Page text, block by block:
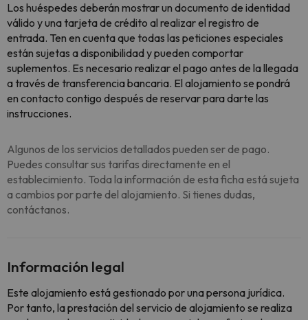
Los huéspedes deberán mostrar un documento de identidad
válido y una tarjeta de crédito al realizar el registro de
entrada. Ten en cuenta que todas las peticiones especiales
están sujetas a disponibilidad y pueden comportar
suplementos. Es necesario realizar el pago antes de la llegada
a través de transferencia bancaria. El alojamiento se pondrá
en contacto contigo después de reservar para darte las
instrucciones.
Algunos de los servicios detallados pueden ser de pago.
Puedes consultar sus tarifas directamente en el
establecimiento. Toda la información de esta ficha está sujeta
a cambios por parte del alojamiento. Si tienes dudas,
contáctanos.
Información legal
Este alojamiento está gestionado por una persona jurídica.
Por tanto, la prestación del servicio de alojamiento se realiza